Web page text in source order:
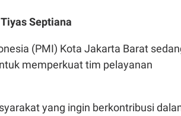
Tiyas Septiana
(PMI) Kota Jakarta Barat
memperkuat tim pelayanan
yang ingin berkontribusi